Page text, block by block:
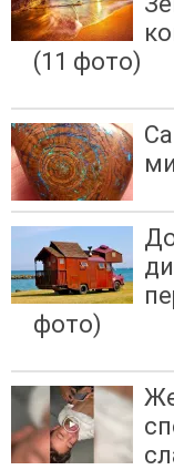
(11 фото)
фото)